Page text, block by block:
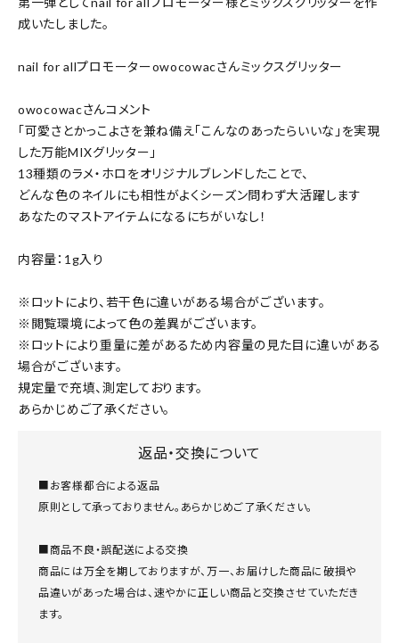
成いたしました。
nail for allプロモーターowocowacさんミックスグリッター
owocowacさんコメント
「可愛さとかっこよさを兼ね備え「こんなのあったらいいな」を実現
した万能MIXグリッター」
13種類のラメ・ホロをオリジナルブレンドしたことで、
どんな色のネイルにも相性がよくシーズン問わず大活躍します
あなたのマストアイテムになるにちがいなし！
内容量：1g入り
※ロットにより、若干色に違いがある場合がございます。
※閲覧環境によって色の差異がございます。
※ロットにより重量に差があるため内容量の見た目に違いがある
場合がございます。
規定量で充填、測定しております。
あらかじめご了承ください。
返品・交換について
■お客様都合による返品
原則として承っておりません。あらかじめご了承ください。
■商品不良・誤配送による交換
商品には万全を期しておりますが、万一、お届けした商品に破損や
品違いがあった場合は、速やかに正しい商品と交換させていただき
ます。